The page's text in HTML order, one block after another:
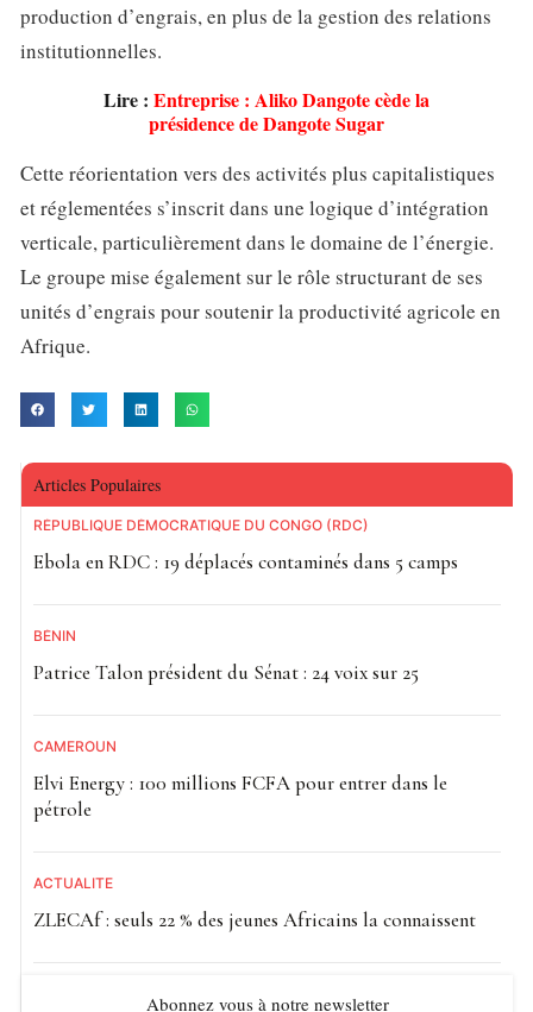
production d’engrais, en plus de la gestion des relations
institutionnelles.
Lire : Entreprise : Aliko Dangote cède la
présidence de Dangote Sugar
Cette réorientation vers des activités plus capitalistiques
et réglementées s’inscrit dans une logique d’intégration
verticale, particulièrement dans le domaine de l’énergie.
Le groupe mise également sur le rôle structurant de ses
unités d’engrais pour soutenir la productivité agricole en
Afrique.
Articles Populaires
RÉPUBLIQUE DÉMOCRATIQUE DU CONGO (RDC)
Ebola en RDC : 19 déplacés contaminés dans 5 camps
BÉNIN
Patrice Talon président du Sénat : 24 voix sur 25
CAMEROUN
Elvi Energy : 100 millions FCFA pour entrer dans le
pétrole
ACTUALITE
ZLECAf : seuls 22 % des jeunes Africains la connaissent
Abonnez vous à notre newsletter